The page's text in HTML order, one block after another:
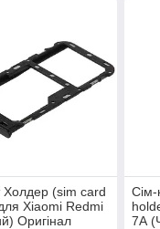
Холдер (sim card
Xiaomi Redmi
Оригінал
7A